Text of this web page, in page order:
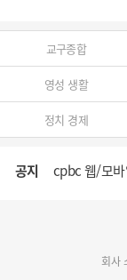
교구종합
영성 생활
정치 경제
공지 cpbc 웹/모바
명동 미디어
회사